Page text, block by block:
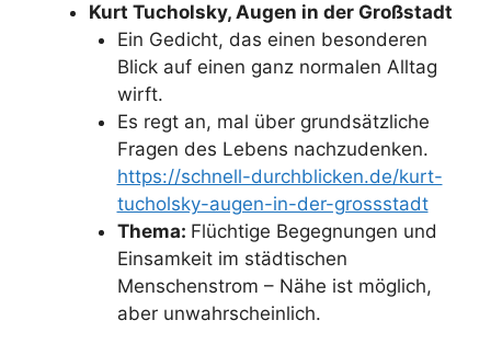
Kurt Tucholsky, Augen in der Großstadt
Ein Gedicht, das einen besonderen
Blick auf einen ganz normalen Alltag
wirft.
Es regt an, mal über grundsätzliche
Fragen des Lebens nachzudenken.
https://schnell-durchblicken.de/kurt-
tucholsky-augen-in-der-grossstadt
Thema: Flüchtige Begegnungen und
Einsamkeit im städtischen
Menschenstrom – Nähe ist möglich,
aber unwahrscheinlich.